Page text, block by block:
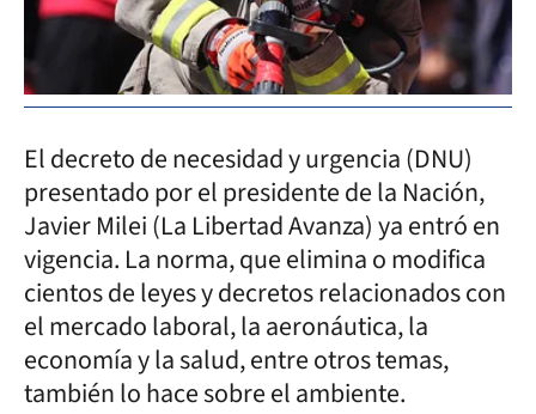
El decreto de necesidad y urgencia (DNU)
presentado por el presidente de la Nación,
Javier Milei (La Libertad Avanza) ya entró en
vigencia. La norma, que elimina o modifica
cientos de leyes y decretos relacionados con
el mercado laboral, la aeronáutica, la
economía y la salud, entre otros temas,
también lo hace sobre el ambiente.